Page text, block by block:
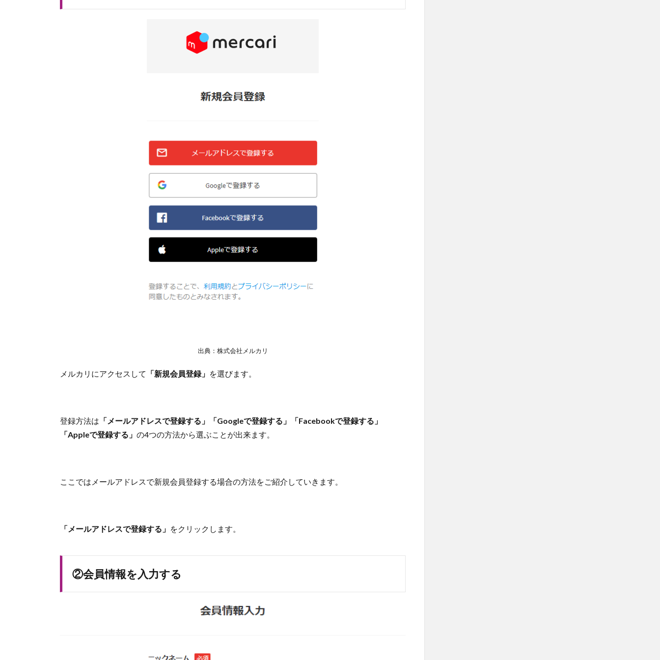
出典：株式会社メルカリ
メルカリにアクセスして 「新規会員登録」 を選びます。
登録方法は 「メールアドレスで登録する」「Googleで登録する」「Facebookで登録する」
「Appleで登録する」 の4つの方法から選ぶことが出来ます。
ここではメールアドレスで新規会員登録する場合の方法をご紹介していきます。
「メールアドレスで登録する」 をクリックします。
②会員情報を入力する